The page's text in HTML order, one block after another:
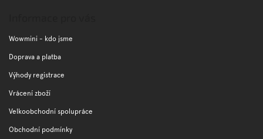
Wowmini - kdo jsme
Doprava a platba
Výhody registrace
Vrácení zboží
Velkoobchodní spolupráce
Obchodní podmínky